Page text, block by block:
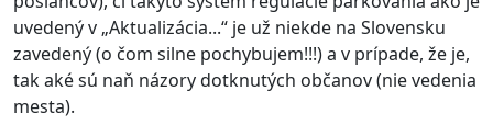
uvedený v „Aktualizácia...“ je už niekde na Slovensku
zavedený (o čom silne pochybujem!!!) a v prípade, že je,
tak aké sú naň názory dotknutých občanov (nie vedenia
mesta).